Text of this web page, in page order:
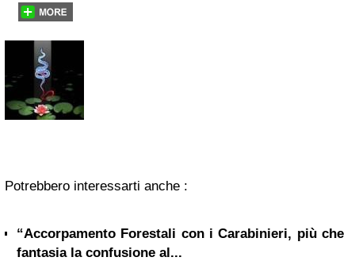
Potrebbero interessarti anche :
“Accorpamento Forestali con i Carabinieri, più che
fantasia la confusione al...